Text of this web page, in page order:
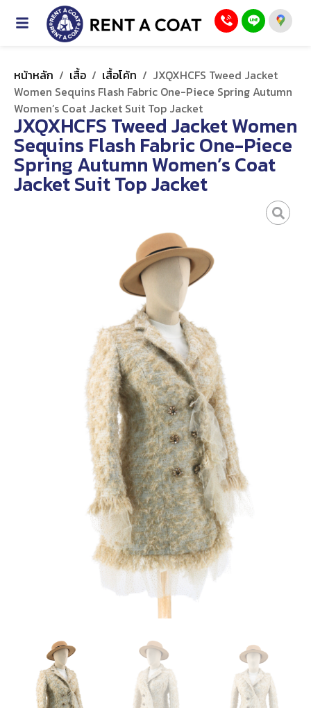
หน้าหลัก / เสื้อ / เสื้อโค้ท / JXQXHCFS Tweed Jacket
Women Sequins Flash Fabric One-Piece Spring Autumn
Women’s Coat Jacket Suit Top Jacket
JXQXHCFS Tweed Jacket Women
Sequins Flash Fabric One-Piece
Spring Autumn Women’s Coat
Jacket Suit Top Jacket